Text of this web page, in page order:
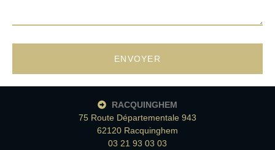
ENVOYER
RACQUINGHEM
75 Route Départementale 943
62120 Racquinghem
03 21 93 03 03